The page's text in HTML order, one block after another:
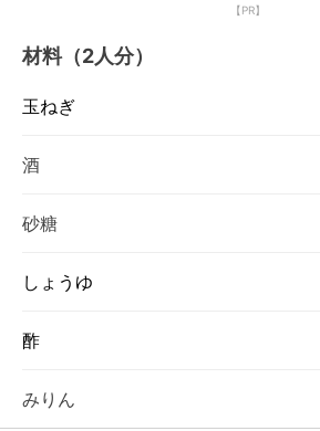
【PR】
材料（2人分）
玉ねぎ
酒
砂糖
しょうゆ
酢
みりん